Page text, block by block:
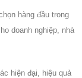
hàng đầu trong
doanh nghiệp, nhà
hiện đại, hiệu quả